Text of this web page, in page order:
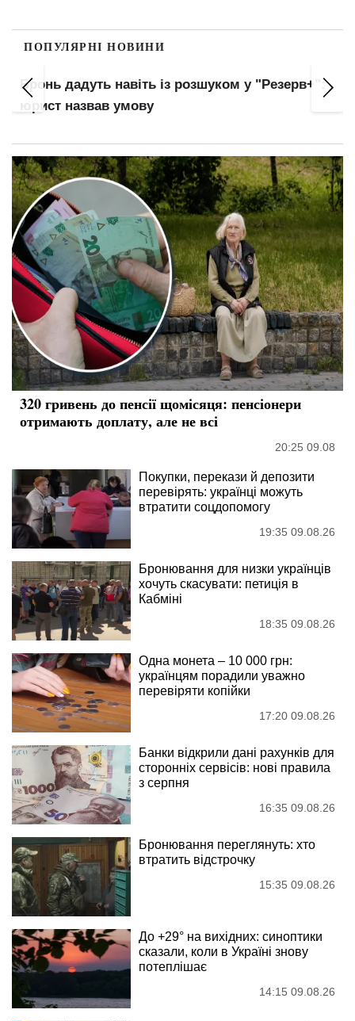
ПОПУЛЯРНІ НОВИНИ
"ПриватБанк" скасовує пільги: комісія зросте з
вересня
320 гривень до пенсії щомісяця: пенсіонери
отримають доплату, але не всі
20:25 09.08
Покупки, перекази й депозити
перевірять: українці можуть
втратити соцдопомогу
19:35 09.08.26
Бронювання для низки українців
хочуть скасувати: петиція в
Кабміні
18:35 09.08.26
Одна монета – 10 000 грн:
українцям порадили уважно
перевіряти копійки
17:20 09.08.26
Банки відкрили дані рахунків для
сторонніх сервісів: нові правила
з серпня
16:35 09.08.26
Бронювання переглянуть: хто
втратить відстрочку
15:35 09.08.26
До +29° на вихідних: синоптики
сказали, коли в Україні знову
потеплішає
14:15 09.08.26